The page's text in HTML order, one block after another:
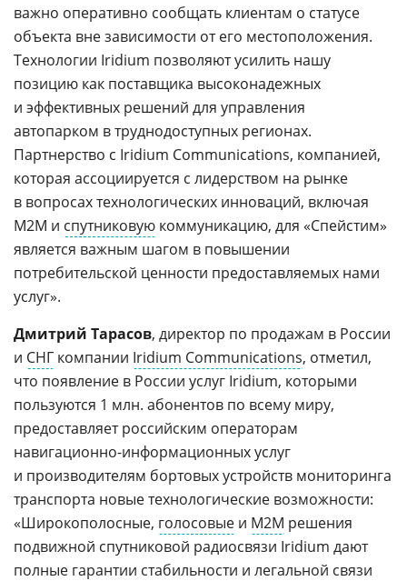
важно оперативно сообщать клиентам о статусе
объекта вне зависимости от его местоположения.
Технологии Iridium позволяют усилить нашу
позицию как поставщика высоконадежных
и эффективных решений для управления
автопарком в труднодоступных регионах.
Партнерство с Iridium Communications, компанией,
которая ассоциируется с лидерством на рынке
в вопросах технологических инноваций, включая
M2M и спутниковую коммуникацию, для «Спейстим»
является важным шагом в повышении
потребительской ценности предоставляемых нами
услуг».
Дмитрий Тарасов, директор по продажам в России
и СНГ компании Iridium Communications, отметил,
что появление в России услуг Iridium, которыми
пользуются 1 млн. абонентов по всему миру,
предоставляет российским операторам
навигационно-информационных услуг
и производителям бортовых устройств мониторинга
транспорта новые технологические возможности:
«Широкополосные, голосовые и М2М решения
подвижной спутниковой радиосвязи Iridium дают
полные гарантии стабильности и легальной связи